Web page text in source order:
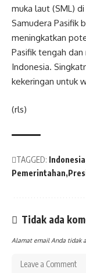
muka laut (SML)
Samudera Pasifik
meningkatkan
Pasifik tengah dan
Indonesia.
kekeringan untuk
(rls)
TAGGED: Indonesia
Pemerintahan
Tidak ada
Alamat email Anda tidak